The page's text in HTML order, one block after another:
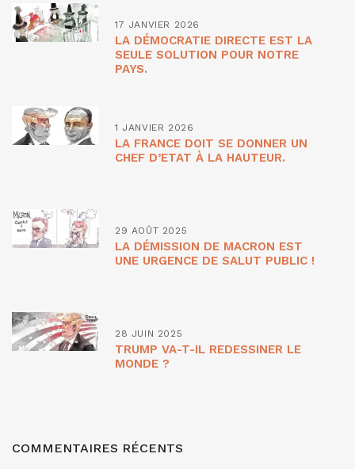
17 JANVIER 2026
LA DÉMOCRATIE DIRECTE EST LA
SEULE SOLUTION POUR NOTRE
PAYS.
1 JANVIER 2026
LA FRANCE DOIT SE DONNER UN
CHEF D’ETAT À LA HAUTEUR.
29 AOÛT 2025
LA DÉMISSION DE MACRON EST
UNE URGENCE DE SALUT PUBLIC !
28 JUIN 2025
TRUMP VA-T-IL REDESSINER LE
MONDE ?
COMMENTAIRES RÉCENTS